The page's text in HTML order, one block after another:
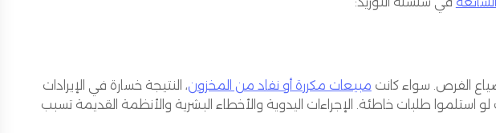
الفرص. سواء كانت مبيعات مكررة أو نفاد من المخزون، النتيجة خسارة في الإيرادات
استلموا طلبات خاطئة. الإجراءات اليدوية والأخطاء البشرية والأنظمة القديمة تسبب